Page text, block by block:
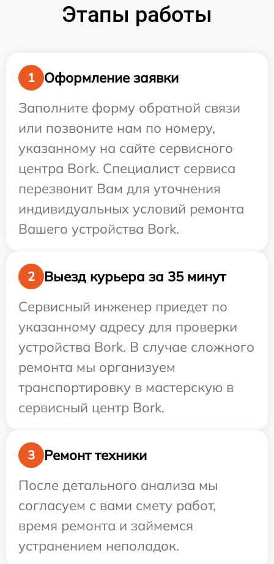
Этапы работы
1
Оформление заявки
Заполните форму обратной связи
или позвоните нам по номеру,
указанному на сайте сервисного
центра Bork. Специалист сервиса
перезвонит Вам для уточнения
индивидуальных условий ремонта
Вашего устройства Bork.
2
Выезд курьера за 35 минут
Сервисный инженер приедет по
указанному адресу для проверки
устройства Bork. В случае сложного
ремонта мы организуем
транспортировку в мастерскую в
сервисный центр Bork.
3
Ремонт техники
После детального анализа мы
согласуем с вами смету работ,
время ремонта и займемся
устранением неполадок.